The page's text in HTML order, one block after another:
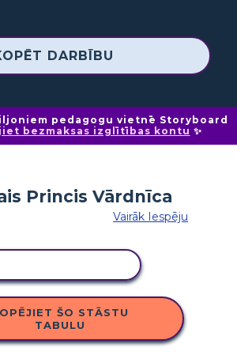
DARBĪBU
pedagogu vietnē Storyboard
bezmaksas izglītības kontu ✨
Vairāk Iespēju
ŠO STĀSTU
TABULU